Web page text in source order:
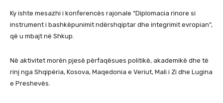
Ky ishte mesazhi i konferencës rajonale “Diplomacia rinore si
instrument i bashkëpunimit ndërshqiptar dhe integrimit evropian”,
që u mbajt në Shkup.
Në aktivitet morën pjesë përfaqësues politikë, akademikë dhe të
rinj nga Shqipëria, Kosova, Maqedonia e Veriut, Mali i Zi dhe Lugina
e Preshevës.